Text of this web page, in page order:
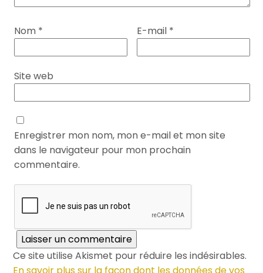
Nom * E-mail *
Site web
Enregistrer mon nom, mon e-mail et mon site
dans le navigateur pour mon prochain
commentaire.
Ce site utilise Akismet pour réduire les indésirables.